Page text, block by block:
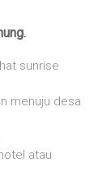
sunrise
menuju desa
atau